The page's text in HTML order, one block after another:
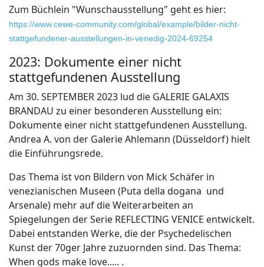
Zum Büchlein "Wunschausstellung" geht es hier:
https://www.cewe-community.com/global/example/bilder-nicht-
stattgefundener-ausstellungen-in-venedig-2024-69254
2023: Dokumente einer nicht
stattgefundenen Ausstellung
Am 30. SEPTEMBER 2023 lud die GALERIE GALAXIS
BRANDAU zu einer besonderen Ausstellung ein:
Dokumente einer nicht stattgefundenen Ausstellung.
Andrea A. von der Galerie Ahlemann (Düsseldorf) hielt
die Einführungsrede.
Das Thema ist von Bildern von Mick Schäfer in
venezianischen Museen (Puta della dogana und
Arsenale) mehr auf die Weiterarbeiten an
Spiegelungen der Serie REFLECTING VENICE entwickelt.
Dabei entstanden Werke, die der Psychedelischen
Kunst der 70ger Jahre zuzuornden sind. Das Thema:
When gods make love..... .